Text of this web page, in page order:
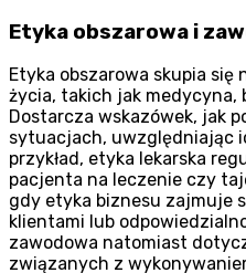
Etyka obszarowa i
Etyka obszarowa skupia
życia, takich jak medycyna,
Dostarcza wskazówek, jak
sytuacjach, uwzględniając
przykład, etyka lekarska
pacjenta na leczenie czy
gdy etyka biznesu zajmuje
klientami lub
zawodowa natomiast
związanych z